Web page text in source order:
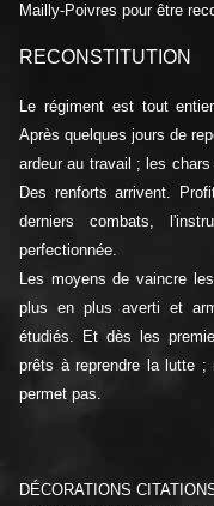
Mailly-Poivres pour être
RECONSTITUTION
Le régiment est tout
Après quelques jours de
ardeur au travail ; les
Des renforts arrivent.
derniers combats,
perfectionnée.
Les moyens de vaincre
plus en plus averti et
étudiés. Et dès les
prêts à reprendre la lutte ;
permet pas.
DÉCORATIONS